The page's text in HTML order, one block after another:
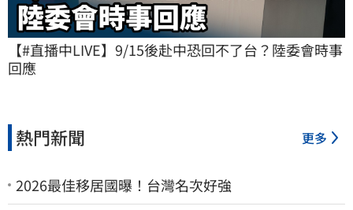
【#直播中LIVE】9/15後赴中恐回不了台？陸委會時事
回應
熱門新聞 更多
2026最佳移居國曝！台灣名次好強